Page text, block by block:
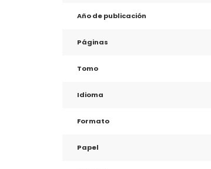
Año de publicación
Páginas
Tomo
Idioma
Formato
Papel